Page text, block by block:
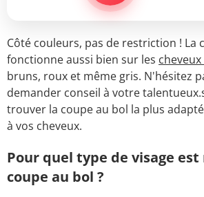
Côté couleurs, pas de restriction ! La
fonctionne aussi bien sur les
bruns, roux et même gris. N'hésitez
demander conseil à votre
trouver la coupe au bol la plus
à vos cheveux.
Pour quel type de visage est
coupe au bol ?